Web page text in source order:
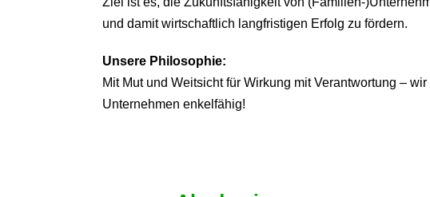
und damit wirtschaftlich langfristigen Erfolg zu fördern.
Unsere Philosophie:
Mit Mut und Weitsicht für Wirkung mit Verantwortung – wir
Unternehmen enkelfähig!